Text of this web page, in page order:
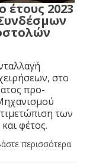
έτους 2023
στο
προ-
των
φέτος.
περισσότερα